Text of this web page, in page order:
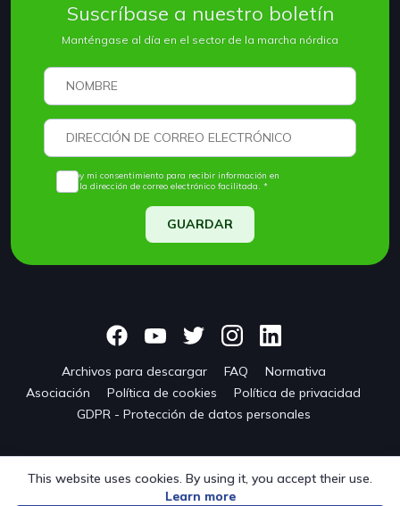
This website uses cookies. By using it, you accept their use.
Learn more
Suscríbase a nuestro boletín
Manténgase al día en el sector de la marcha nórdica
Doy mi consentimiento para recibir información en
la dirección de correo electrónico facilitada. *
GUARDAR
Archivos para descargar FAQ
Normativa
Asociación
Política de cookies
Política de privacidad
GDPR - Protección de datos personales